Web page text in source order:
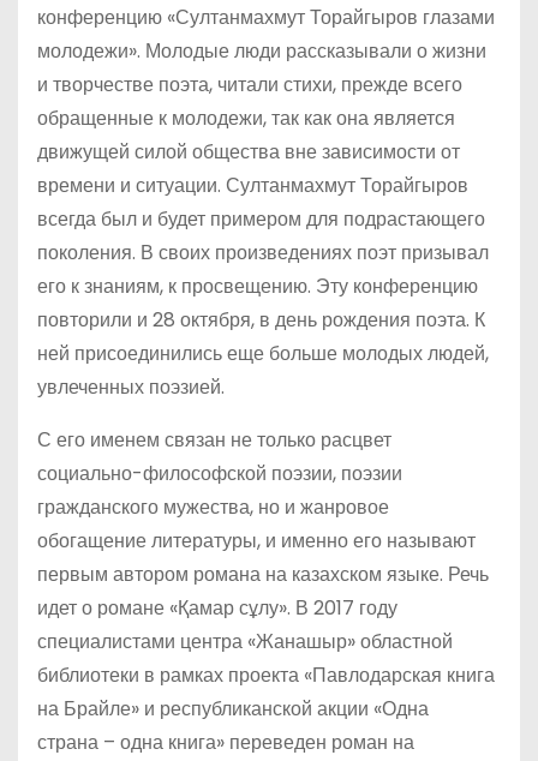
конференцию «Султанмахмут Торайгыров глазами
молодежи». Молодые люди рассказывали о жизни
и творчестве поэта, читали стихи, прежде всего
обращенные к молодежи, так как она является
движущей силой общества вне зависимости от
времени и ситуации. Султанмахмут Торайгыров
всегда был и будет примером для подрастающего
поколения. В своих произведениях поэт призывал
его к знаниям, к просвещению. Эту конференцию
повторили и 28 октября, в день рождения поэта. К
ней присоединились еще больше молодых людей,
увлеченных поэзией.
С его именем связан не только расцвет
социально-философской поэзии, поэзии
гражданского мужества, но и жанровое
обогащение литературы, и именно его называют
первым автором романа на казахском языке. Речь
идет о романе «Қамар сұлу». В 2017 году
специалистами центра «Жанашыр» областной
библиотеки в рамках проекта «Павлодарская книга
на Брайле» и республиканской акции «Одна
страна – одна книга» переведен роман на